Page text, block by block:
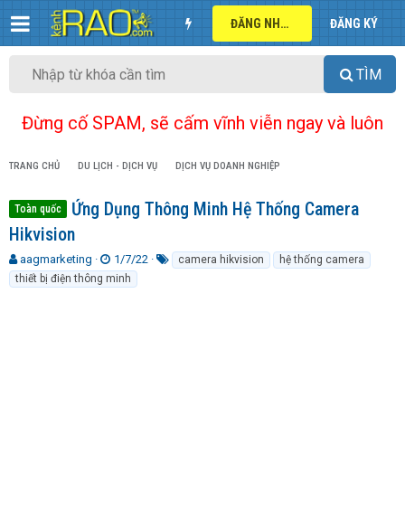
ĐĂNG NHẬP ĐĂNG KÝ
TÌM
Đừng cố SPAM, sẽ cấm vĩnh viễn ngay và luôn
TRANG CHỦ DU LỊCH - DỊCH VỤ DỊCH VỤ DOANH NGHIỆP
Toàn quốc
Ứng Dụng Thông Minh Hệ Thống Camera
Hikvision
T
h
r
aagmarketing
N
g
à
1/7/22 camera hikvision
hệ thống camera
thiết bị điện thông minh